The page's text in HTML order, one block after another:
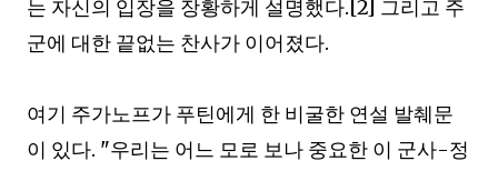
는 자신의 입장을 장황하게 설명했다.[2] 그리고 주
군에 대한 끝없는 찬사가 이어졌다.
여기 주가노프가 푸틴에게 한 비굴한 연설 발췌문
이 있다. "우리는 어느 모로 보나 중요한 이 군사-정